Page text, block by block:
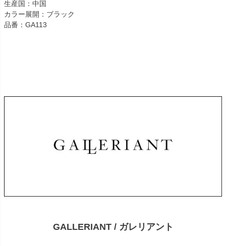
生産国：中国
カラー展開：ブラック
品番：GA113
GALLERIANT / ガレリアント